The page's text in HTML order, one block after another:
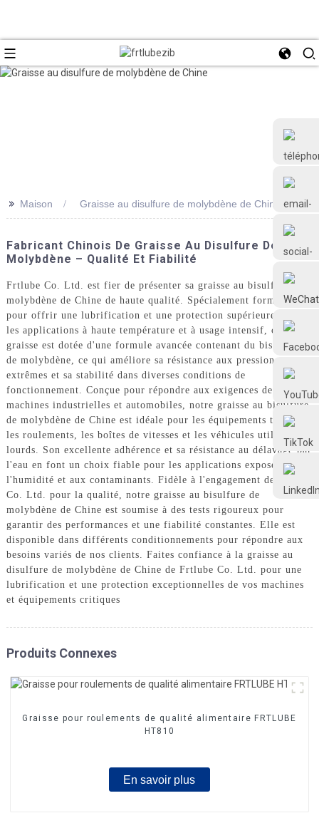
Frtlube
FRTLUBE
@FRTLUBE8
@FRTLUBE8
>> Maison Graisse au disulfure de molybdène de Chine
Fabricant Chinois De Graisse Au Disulfure De
Molybdène – Qualité Et Fiabilité
Frtlube Co. Ltd. est fier de présenter sa graisse au bisulfure de
molybdène de Chine de haute qualité. Spécialement formulée
pour offrir une lubrification et une protection supérieures dans
les applications à haute température et à usage intensif, cette
graisse est dotée d'une formule avancée contenant du bisulfure
de molybdène, ce qui améliore sa résistance aux pressions
extrêmes et sa stabilité dans diverses conditions de
fonctionnement. Conçue pour répondre aux exigences des
machines industrielles et automobiles, notre graisse au bisulfure
de molybdène de Chine est idéale pour les équipements tels que
les roulements, les boîtes de vitesses et les véhicules utilitaires
lourds. Son excellente adhérence et sa résistance au délavage par
l'eau en font un choix fiable pour les applications exposées à
l'humidité et aux contaminants. Fidèle à l'engagement de Frtlube
Co. Ltd. pour la qualité, notre graisse au bisulfure de
molybdène de Chine est soumise à des tests rigoureux pour
garantir des performances et une fiabilité constantes. Elle est
disponible dans différents conditionnements pour répondre aux
besoins variés de nos clients. Faites confiance à la graisse au
disulfure de molybdène de Chine de Frtlube Co. Ltd. pour une
lubrification et une protection exceptionnelles de vos machines
et équipements critiques
Produits Connexes
Graisse pour roulements de qualité alimentaire FRTLUBE
HT810
En savoir plus